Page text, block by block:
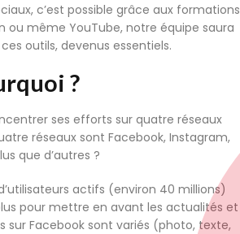
c’est possible grâce aux formations
ou même YouTube, notre équipe saura
outils, devenus essentiels.
?
ses efforts sur quatre réseaux
réseaux sont Facebook, Instagram,
que d’autres ?
actifs (environ 40 millions)
pour mettre en avant les actualités et
Facebook sont variés (photo, texte,